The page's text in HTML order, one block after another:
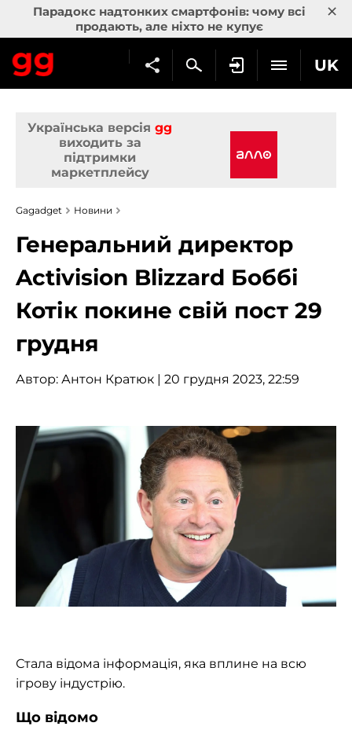
Парадокс надтонких смартфонів: чому всі
продають, але ніхто не купує
×
UK
Українська версія gg
виходить за
підтримки
маркетплейсу
Gagadget Новини
Генеральний директор
Activision Blizzard Боббі
Котік покине свій пост 29
грудня
Автор: Антон Кратюк | 20 грудня 2023, 22:59
Стала відома інформація, яка вплине на всю
ігрову індустрію.
Що відомо